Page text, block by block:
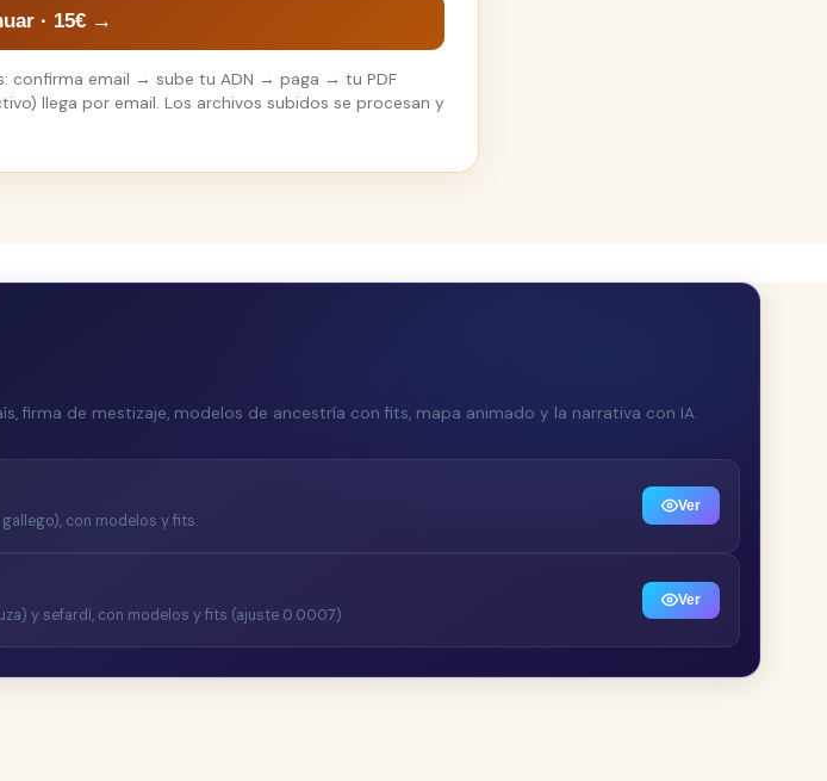
· 15€ →
confirma email → sube tu ADN → paga → tu PDF
llega por email. Los archivos subidos se procesan y
firma de mestizaje, modelos de ancestría con fits, mapa animado y la narrativa con IA.
con modelos y fits.
Ver
y sefardí, con modelos y fits (ajuste 0.0007).
Ver